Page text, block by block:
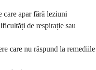
care apar fără leziuni
de respirație sau
care nu răspund la remediile